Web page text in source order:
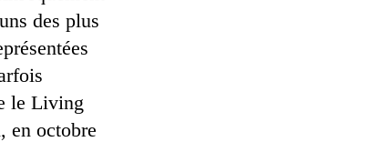
des plus
le Living
en octobre